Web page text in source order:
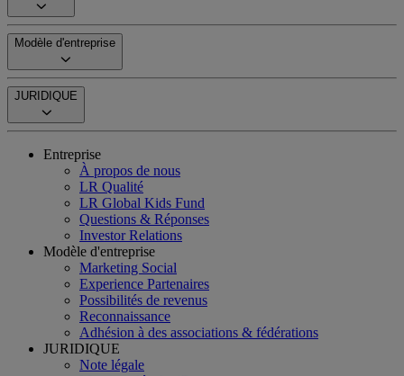
Modèle d'entreprise
JURIDIQUE
Entreprise
À propos de nous
LR Qualité
LR Global Kids Fund
Questions & Réponses
Investor Relations
Modèle d'entreprise
Marketing Social
Experience Partenaires
Possibilités de revenus
Reconnaissance
Adhésion à des associations & fédérations
JURIDIQUE
Note légale